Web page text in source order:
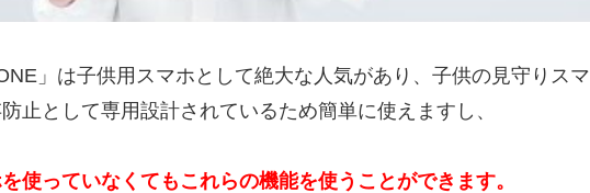
」は子供用スマホとして絶大な人気があり、子供の見守りスマ
止として専用設計されているため簡単に使えますし、
使っていなくてもこれらの機能を使うことができます。